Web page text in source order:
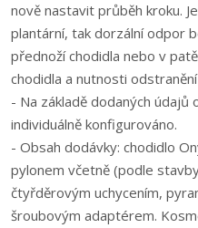
nově nastavit průběh kroku.
plantární, tak dorzální odpor
přednoží chodidla nebo v
chodidla a nutnosti
- Na základě dodaných údajů
individuálně konfigurováno.
- Obsah dodávky: chodidlo
pylonem včetně (podle
čtyřděrovým uchycením,
šroubovým adaptérem.